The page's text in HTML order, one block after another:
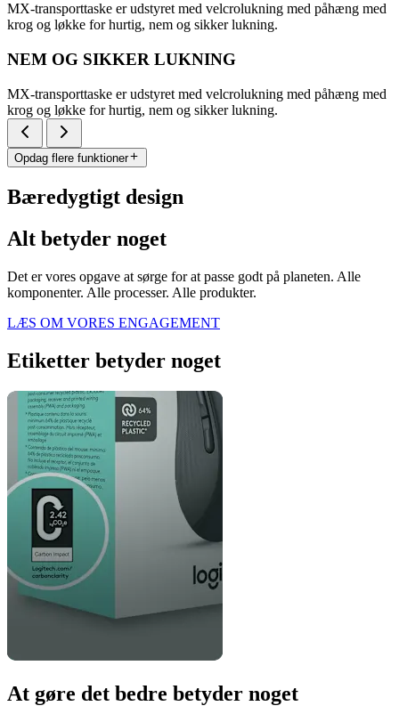
MX-transporttaske er udstyret med velcrolukning med påhæng med
krog og løkke for hurtig, nem og sikker lukning.
NEM OG SIKKER LUKNING
MX-transporttaske er udstyret med velcrolukning med påhæng med
krog og løkke for hurtig, nem og sikker lukning.
Opdag flere funktioner
Bæredygtigt design
Alt betyder noget
Det er vores opgave at sørge for at passe godt på planeten. Alle
komponenter. Alle processer. Alle produkter.
LÆS OM VORES ENGAGEMENT
Etiketter betyder noget
At gøre det bedre betyder noget